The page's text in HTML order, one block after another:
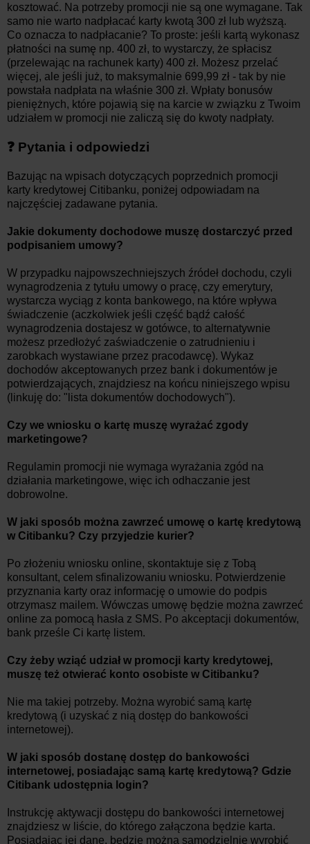
kosztować. Na potrzeby promocji nie są one wymagane. Tak
samo nie warto nadpłacać karty kwotą 300 zł lub wyższą.
Co oznacza to nadpłacanie? To proste: jeśli kartą wykonasz
płatności na sumę np. 400 zł, to wystarczy, że spłacisz
(przelewając na rachunek karty) 400 zł. Możesz przelać
więcej, ale jeśli już, to maksymalnie 699,99 zł - tak by nie
powstała nadpłata na właśnie 300 zł. Wpłaty bonusów
pieniężnych, które pojawią się na karcie w związku z Twoim
udziałem w promocji nie zaliczą się do kwoty nadpłaty.
❓ Pytania i odpowiedzi
Bazując na wpisach dotyczących poprzednich promocji
karty kredytowej Citibanku, poniżej odpowiadam na
najczęściej zadawane pytania.
Jakie dokumenty dochodowe muszę dostarczyć przed
podpisaniem umowy?
W przypadku najpowszechniejszych źródeł dochodu, czyli
wynagrodzenia z tytułu umowy o pracę, czy emerytury,
wystarcza wyciąg z konta bankowego, na które wpływa
świadczenie (aczkolwiek jeśli część bądź całość
wynagrodzenia dostajesz w gotówce, to alternatywnie
możesz przedłożyć zaświadczenie o zatrudnieniu i
zarobkach wystawiane przez pracodawcę). Wykaz
dochodów akceptowanych przez bank i dokumentów je
potwierdzających, znajdziesz na końcu niniejszego wpisu
(linkuję do: "lista dokumentów dochodowych").
Czy we wniosku o kartę muszę wyrażać zgody
marketingowe?
Regulamin promocji nie wymaga wyrażania zgód na
działania marketingowe, więc ich odhaczanie jest
dobrowolne.
W jaki sposób można zawrzeć umowę o kartę kredytową
w Citibanku? Czy przyjedzie kurier?
Po złożeniu wniosku online, skontaktuje się z Tobą
konsultant, celem sfinalizowaniu wniosku. Potwierdzenie
przyznania karty oraz informację o umowie do podpis
otrzymasz mailem. Wówczas umowę będzie można zawrzeć
online za pomocą hasła z SMS. Po akceptacji dokumentów,
bank prześle Ci kartę listem.
Czy żeby wziąć udział w promocji karty kredytowej,
muszę też otwierać konto osobiste w Citibanku?
Nie ma takiej potrzeby. Można wyrobić samą kartę
kredytową (i uzyskać z nią dostęp do bankowości
internetowej).
W jaki sposób dostanę dostęp do bankowości
internetowej, posiadając samą kartę kredytową? Gdzie
Citibank udostępnia login?
Instrukcję aktywacji dostępu do bankowości internetowej
znajdziesz w liście, do którego załączona będzie karta.
Posiadając jej dane, będzie można samodzielnie wyrobić